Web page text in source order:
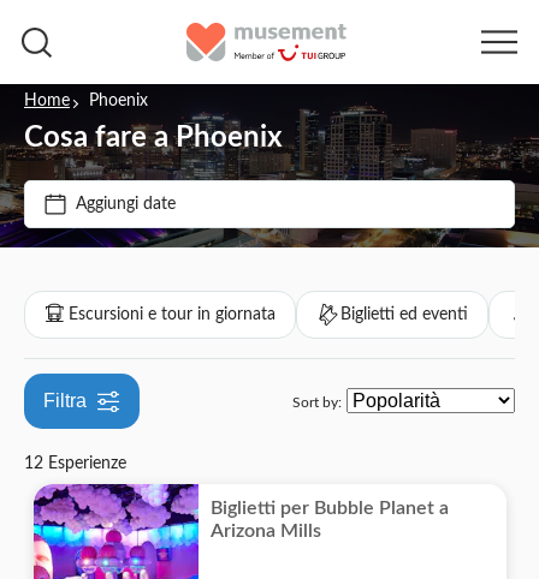
Home Phoenix
Cosa fare a Phoenix
Aggiungi date
Filtra per prezzo (Adulto)
Opzioni biglietto
Conferma istantanea
Ingresso incluso
Cancellazione gratuita
Visita guidata
Salta la coda
Filtra per categorie
Storia e cultura
Imperdibili
Biglietti ed eventi
Sport
Attività
Attività all'aperto
Natura
Esperienze per le persone locali
Attrazioni e tour guidati
Escursioni e tour in giornata Biglietti ed eventi
Filtra Sort by:
12 Esperienze
Biglietti per Bubble Planet a
Arizona Mills